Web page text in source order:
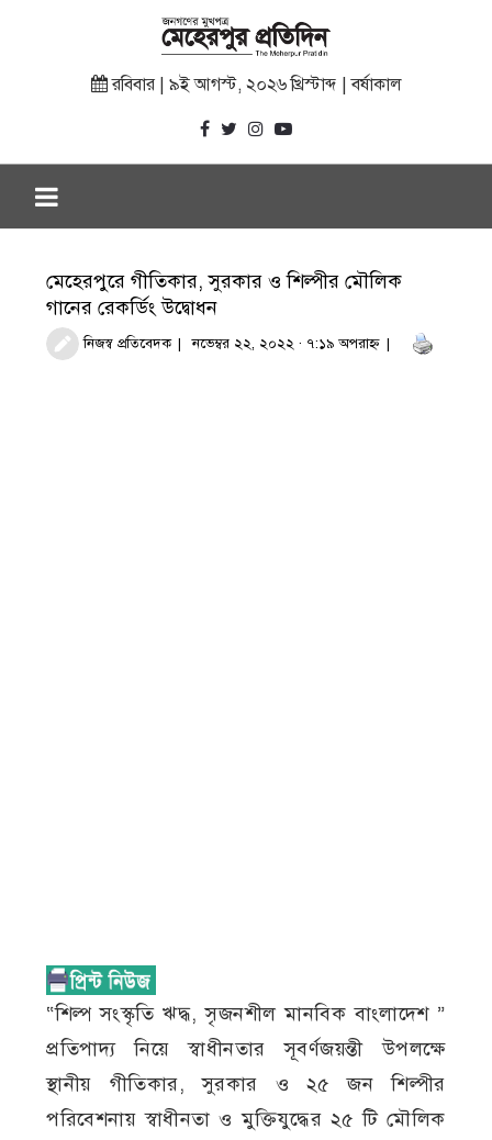
রবিবার | ৯ই আগস্ট, ২০২৬ খ্রিস্টাব্দ | বর্ষাকাল
মেহেরপুরে গীতিকার, সুরকার ও শিল্পীর মৌলিক
গানের রেকর্ডিং উদ্বোধন
নিজস্ব প্রতিবেদক নভেম্বর ২২, ২০২২ · ৭:১৯ অপরাহ্ণ
“শিল্প সংস্কৃতি ঋদ্ধ, সৃজনশীল মানবিক বাংলাদেশ ”
প্রতিপাদ্য নিয়ে স্বাধীনতার সূবর্ণজয়ন্তী উপলক্ষে
স্থানীয় গীতিকার, সুরকার ও ২৫ জন শিল্পীর
পরিবেশনায় স্বাধীনতা ও মুক্তিযুদ্ধের ২৫ টি মৌলিক